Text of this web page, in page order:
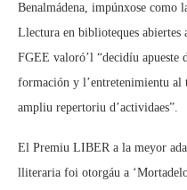
Benalmádena, impúnxose como
Llectura en biblioteques
FGEE valoró’l “decidíu apueste
formación y l’entretenimientu
ampliu repertoriu d’actividaes”.
El Premiu LIBER a la meyor
lliteraria foi otorgáu a